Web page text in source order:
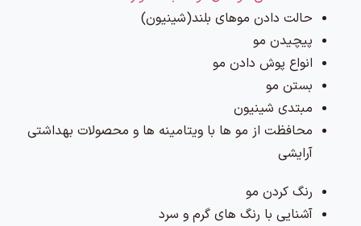
حالت دادن موهای بلند(شینیون)
پیچیدن مو
انواع پوش دادن مو
بستن مو
مبتدی شینیون
محافظت از مو ها با ویتامینه ها و محصولات بهداشتی
آرایشی
رنگ کردن مو
آشنایی با رنگ های گرم و سرد